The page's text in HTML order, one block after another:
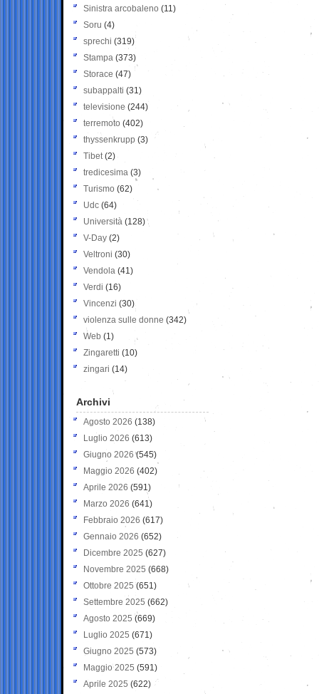
Sinistra arcobaleno (11)
Soru (4)
sprechi (319)
Stampa (373)
Storace (47)
subappalti (31)
televisione(244)
terremoto (402)
thyssenkrupp (3)
Tibet(2)
tredicesima (3)
Turismo (62)
Udc (64)
Università (128)
V-Day (2)
Veltroni (30)
Vendola (41)
Verdi (16)
Vincenzi (30)
violenza sulle donne (342)
Web (1)
Zingaretti (10)
zingari (14)
Archivi
Agosto 2026 (138)
Luglio 2026 (613)
Giugno 2026 (545)
Maggio 2026 (402)
Aprile 2026 (591)
Marzo 2026 (641)
Febbraio 2026 (617)
Gennaio 2026 (652)
Dicembre 2025 (627)
Novembre 2025 (668)
Ottobre 2025 (651)
Settembre 2025 (662)
Agosto 2025 (669)
Luglio 2025 (671)
Giugno 2025 (573)
Maggio 2025 (591)
Aprile 2025 (622)